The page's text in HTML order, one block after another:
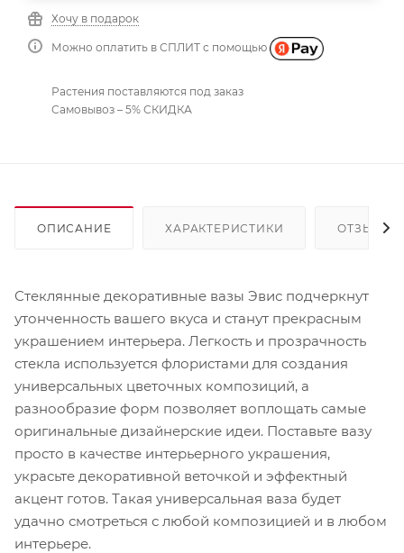
Хочу в подарок
Можно оплатить в СПЛИТ с помощью
Растения поставляются под заказ
Самовывоз – 5% СКИДКА
ОПИСАНИЕ ХАРАКТЕРИСТИКИ ОТЗЫВЫ
Стеклянные декоративные вазы Эвис подчеркнут
утонченность вашего вкуса и станут прекрасным
украшением интерьера. Легкость и прозрачность
стекла используется флористами для создания
универсальных цветочных композиций, а
разнообразие форм позволяет воплощать самые
оригинальные дизайнерские идеи. Поставьте вазу
просто в качестве интерьерного украшения,
украсьте декоративной веточкой и эффектный
акцент готов. Такая универсальная ваза будет
удачно смотреться с любой композицией и в любом
интерьере.